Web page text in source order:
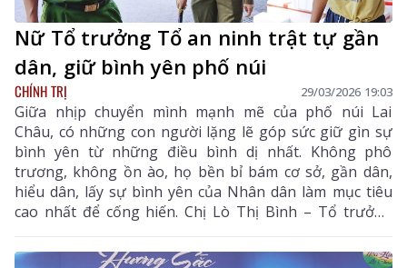
Nữ Tổ trưởng Tổ an ninh trật tự gần
dân, giữ bình yên phố núi
CHÍNH TRỊ 29/03/2026 19:03
Giữa nhịp chuyển mình mạnh mẽ của phố núi Lai
Châu, có những con người lặng lẽ góp sức giữ gìn sự
bình yên từ những điều bình dị nhất. Không phô
trương, không ồn ào, họ bền bỉ bám cơ sở, gần dân,
hiểu dân, lấy sự bình yên của Nhân dân làm mục tiêu
cao nhất để cống hiến. Chị Lò Thị Bình – Tổ trưởng
Tổ An ninh trật tự tổ dân phố số 8, phường Đoàn Kết
là một trong những “điểm tựa bình yên” như thế.